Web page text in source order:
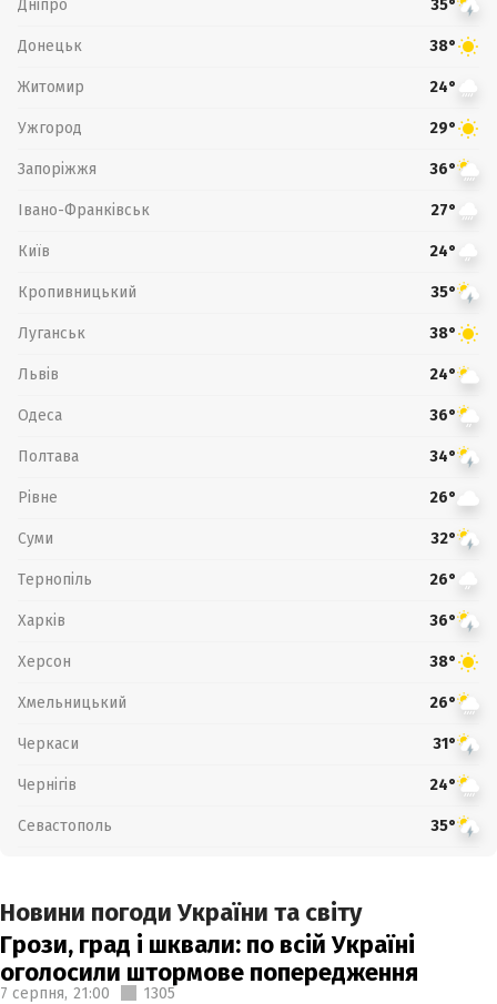
Дніпро 35°
Донецьк 38°
Житомир 24°
Ужгород 29°
Запоріжжя 36°
Івано-Франківськ 27°
Київ 24°
Кропивницький 35°
Луганськ 38°
Львів 24°
Одеса 36°
Полтава 34°
Рівне 26°
Суми 32°
Тернопіль 26°
Харків 36°
Херсон 38°
Хмельницький 26°
Черкаси 31°
Чернігів 24°
Севастополь 35°
Новини погоди України та світу
Грози, град і шквали: по всій Україні
оголосили штормове попередження
7 серпня, 21:00 1305